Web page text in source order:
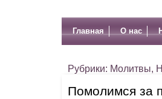
Главная О нас
Рубрики: Молитвы,
Помолимся за